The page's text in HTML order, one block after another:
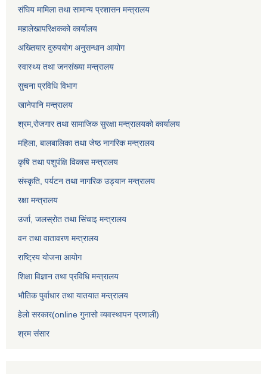
संघिय मामिला तथा सामान्य प्रशासन मन्त्रालय
महालेखापरिक्षकको कार्यालय
अख्तियार दुरुपयोग अनुसन्धान आयोग
स्वास्थ्य तथा जनसंख्या मन्त्रालय
सुचना प्रविधि विभाग
खानेपानि मन्त्रालय
श्रम,रोजगार तथा सामाजिक सुरक्षा मन्त्रालयको कार्यालय
महिला, बालबालिका तथा जेष्ठ नागरिक मन्त्रालय
कृषि तथा पशुपंक्षि विकास मन्त्रालय
संस्कृति, पर्यटन तथा नागरिक उड्‍यान मन्त्रालय
रक्षा मन्त्रालय
उर्जा, जलस्रोत तथा सिंचाइ मन्त्रालय
वन तथा वातावरण मन्त्रालय
राष्ट्रिय योजना आयोग
शिक्षा विज्ञान तथा प्रविधि मन्त्रालय
भौतिक पुर्वाधार तथा यातयात मन्त्रालय
हेलो सरकार(online गुनासो व्यवस्थापन प्रणाली)
श्रम संसार